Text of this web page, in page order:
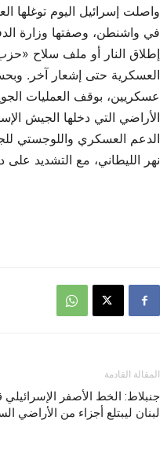
واصلت إسرائيل اليوم توغلها
في واشنطن، وصفتها وزارة
إطلاق النار أو ملف سلاح «حزب
العسكرية حتى إشعار آخر.
عسكريين، بوقف العمليات
الأراضي التي دخلها الجيش
الدعم العسكري واللوجستي
نهر الليطاني، مع التشديد
المقالة القادمة
جنبلاط: الخط الأصفر
لبنان ليبتلع أجزاء من الأراضي